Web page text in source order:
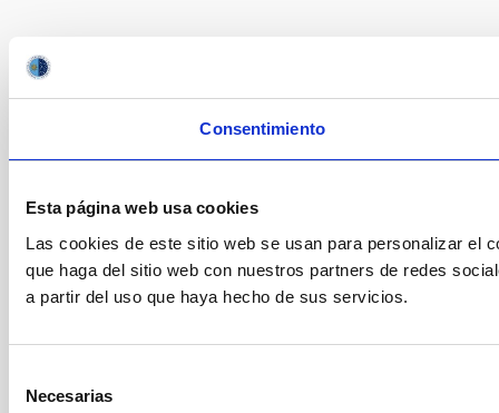
Consentimiento
Esta página web usa cookies
Las cookies de este sitio web se usan para personalizar el
que haga del sitio web con nuestros partners de redes
a partir del uso que haya hecho de sus servicios.
Necesarias